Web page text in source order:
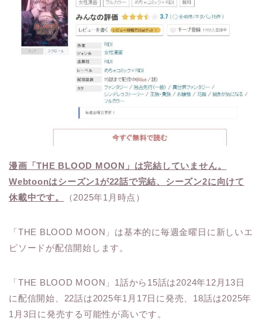
漫画「THE BLOOD MOON」は完結していません。
Webtoonはシーズン1が22話で完結、シーズン2に向けて
休載中です。
（2025年1月時点）
「THE BLOOD MOON」は基本的に毎週金曜日に新しいエ
ピソードが配信開始します。
「THE BLOOD MOON」1話から15話は2024年12月13日
に配信開始、22話は2025年1月17日に発売、18話は2025年
1月3日に発売する可能性が高いです。